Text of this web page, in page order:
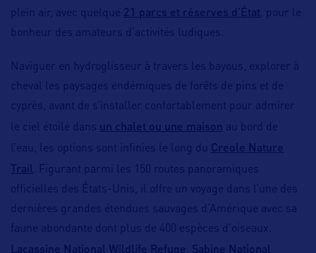
plein air, avec quelque 21 parcs et réserves d’État , pour le
bonheur des amateurs d’activités ludiques.
Naviguer en hydroglisseur à travers les bayous, explorer à
cheval les paysages endémiques de forêts de pins et de
cyprès, avant de s’installer confortablement pour admirer
le ciel étoilé dans un chalet ou une maison au bord de
l’eau, les options sont infinies le long du Creole Nature
Trail
. Figurant parmi les 150 routes panoramiques
officielles des États-Unis, il offre un voyage dans l’une des
dernières grandes étendues sauvages d’Amérique avec sa
faune abondante dont plus de 400 espèces d’oiseaux.
Lacassine National Wildlife Refuge Sabine National